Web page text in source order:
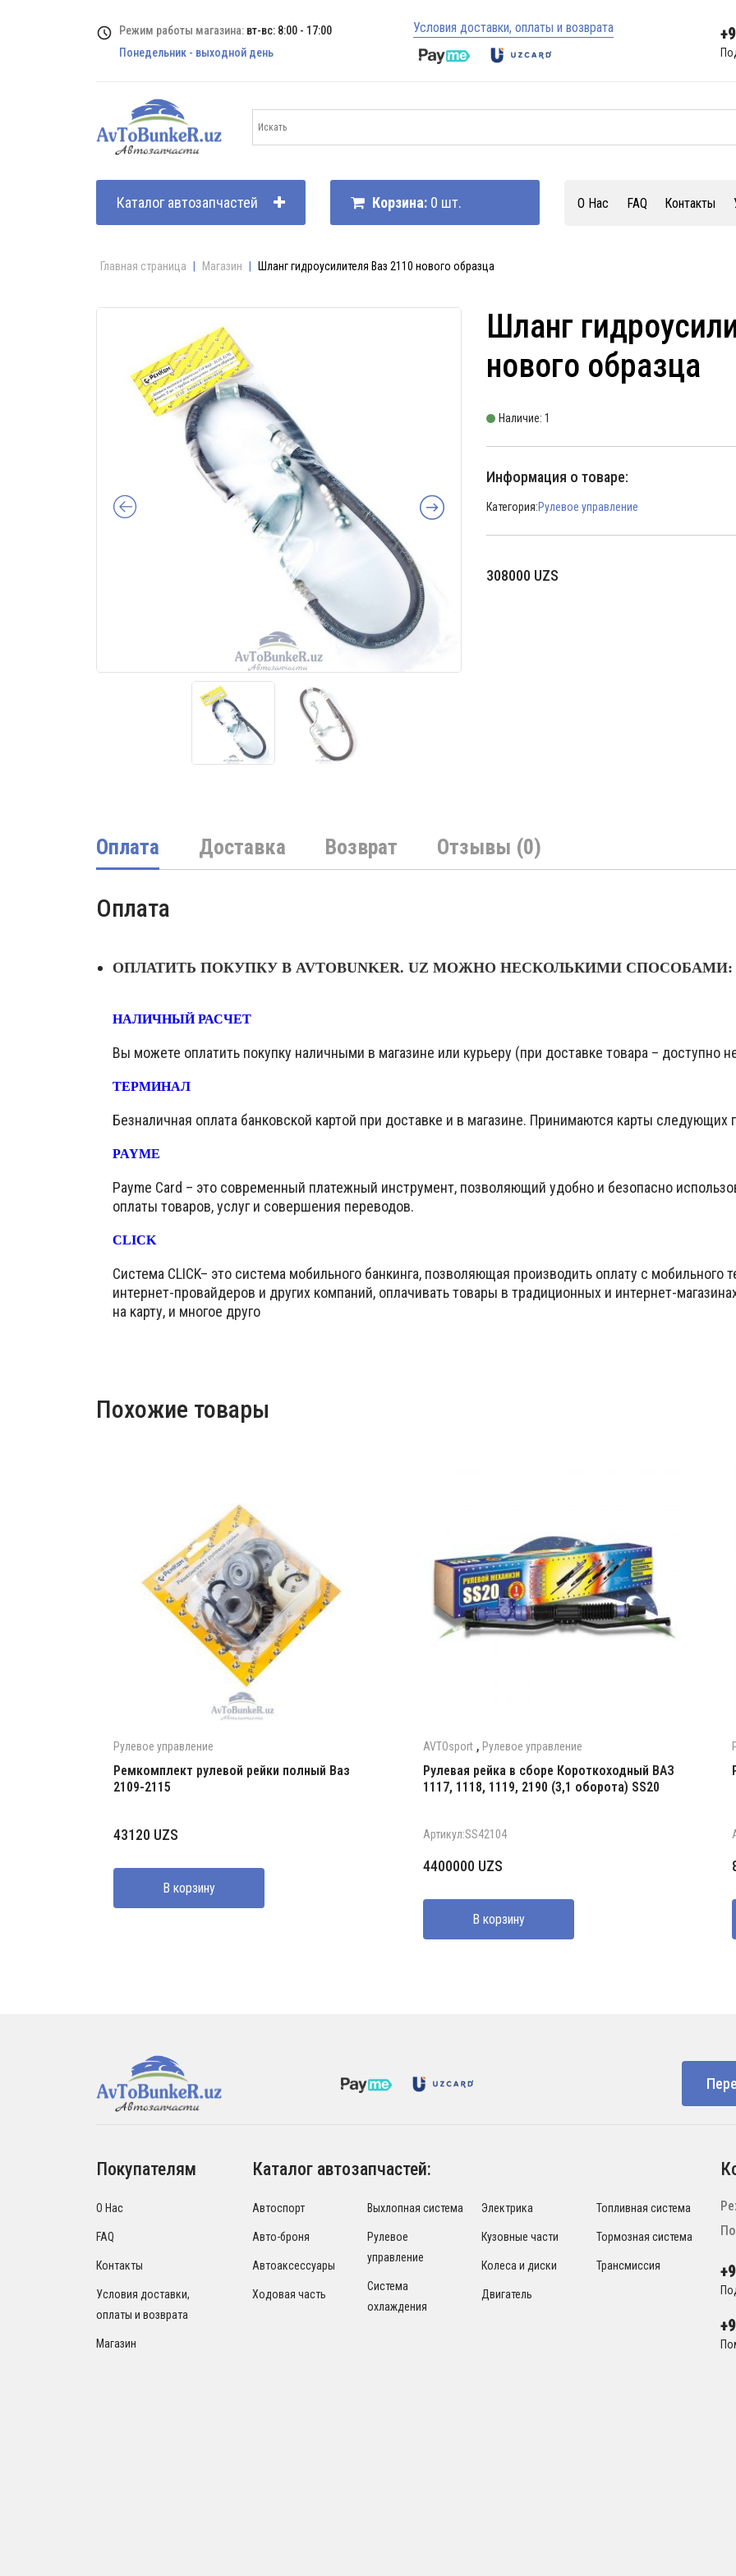
Режим работы магазина: вт-вс: 8:00 - 17:00
Понедельник - выходной день
Условия доставки, оплаты и возврата
Каталог автозапчастей Корзина: 0 шт. О Нас FAQ Контакты
Главная страница Магазин Шланг гидроусилителя Ваз 2110 нового образца
Шланг
нового образца
Наличие: 1
Информация о товаре:
Категория:Рулевое управление
308000 UZS
Оплата Доставка Возврат Отзывы (0)
Оплата
ОПЛАТИТЬ ПОКУПКУ В AVTOBUNKER. UZ МОЖНО НЕСКОЛЬКИМИ СПОСОБАМИ:
НАЛИЧНЫЙ РАСЧЕТ
Вы можете оплатить покупку наличными в магазине или курьеру (при доставке товара – доступно
ТЕРМИНАЛ
Безналичная оплата банковской картой при доставке и в магазине. Принимаются карты следующих
PAYME
Payme Card – это современный платежный инструмент, позволяющий удобно и безопасно
оплаты товаров, услуг и совершения переводов.
CLICK
Система CLICK– это система мобильного банкинга, позволяющая производить оплату с мобильного
интернет-провайдеров и других компаний, оплачивать товары в традиционных и интернет-
на карту, и многое друго
Похожие товары
Рулевое управление
Ремкомплект рулевой рейки полный Ваз
2109-2115
43120 UZS
В корзину
AVTOsport, Рулевое управление
Рулевая рейка в сборе Короткоходный ВАЗ
1117, 1118, 1119, 2190 (3,1 оборота) SS20
Артикул:SS42104
4400000 UZS
В корзину
Покупателям
О Нас
FAQ
Контакты
Условия доставки,
оплаты и возврата
Магазин
Каталог автозапчастей:
Автоспорт
Авто-броня
Автоаксессуары
Ходовая часть
Выхлопная система
Рулевое
управление
Система
охлаждения
Электрика
Кузовные части
Колеса и диски
Двигатель
Топливная система
Тормозная система
Трансмиссия